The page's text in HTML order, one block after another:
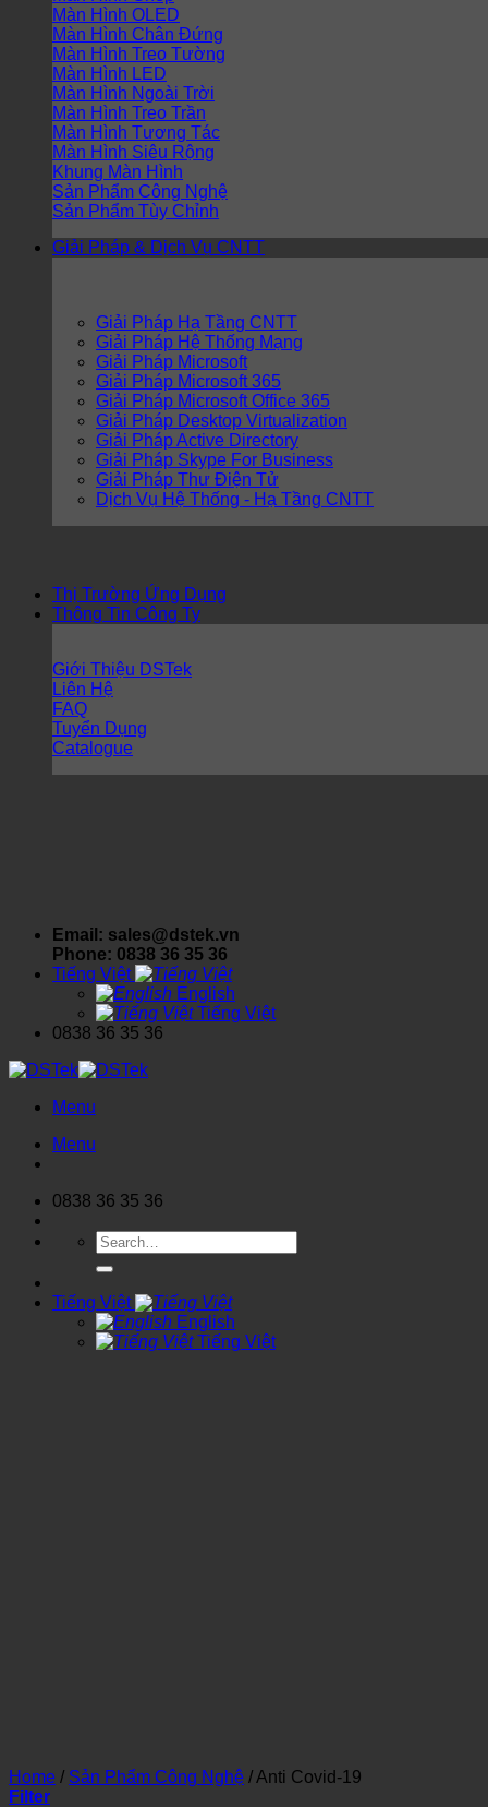
Màn Hình OLED
Màn Hình Chân Đứng
Màn Hình Treo Tường
Màn Hình LED
Màn Hình Ngoài Trời
Màn Hình Treo Trần
Màn Hình Tương Tác
Màn Hình Siêu Rộng
Khung Màn Hình
Sản Phẩm Công Nghệ
Sản Phẩm Tùy Chỉnh
Giải Pháp & Dịch Vụ CNTT
Giải Pháp Hạ Tầng CNTT
Giải Pháp Hệ Thống Mạng
Giải Pháp Microsoft
Giải Pháp Microsoft 365
Giải Pháp Microsoft Office 365
Giải Pháp Desktop Virtualization
Giải Pháp Active Directory
Giải Pháp Skype For Business
Giải Pháp Thư Điện Tử
Dịch Vụ Hệ Thống - Hạ Tầng CNTT
Thị Trường Ứng Dụng
Thông Tin Công Ty
Giới Thiệu DSTek
Liên Hệ
FAQ
Tuyển Dụng
Catalogue
Email: sales@dstek.vn
Phone: 0838 36 35 36
Tiếng Việt
English
Tiếng Việt
0838 36 35 36
Menu
Menu
0838 36 35 36
Search
for:
Tiếng Việt
English
Tiếng Việt
Home / Sản Phẩm Công Nghệ / Anti Covid-19
Filter